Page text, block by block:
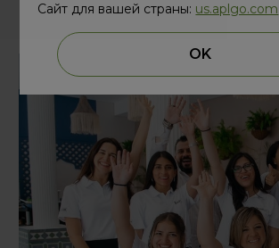
Порция новых
Сайт для вашей страны: us.aplgo.com
OK